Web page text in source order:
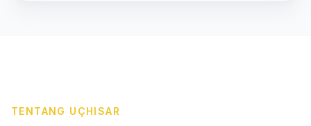
TENTANG UÇHISAR